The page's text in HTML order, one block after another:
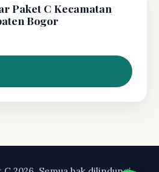
Paket C Kecamatan
Bogor